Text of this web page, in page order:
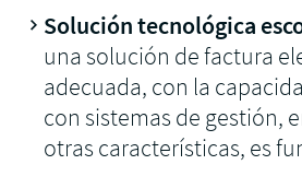
Solución tecnológica
una solución de factura
adecuada, con la
con sistemas de gestión,
otras características, es